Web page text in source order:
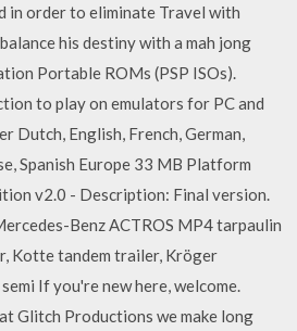
in order to eliminate Travel with
his destiny with a mah jong
Portable ROMs (PSP ISOs).
to play on emulators for PC and
Dutch, English, French, German,
Spanish Europe 33 MB Platform
v2.0 - Description: Final version.
Benz ACTROS MP4 tarpaulin
Kotte tandem trailer, Kröger
If you're new here, welcome.
Glitch Productions we make long